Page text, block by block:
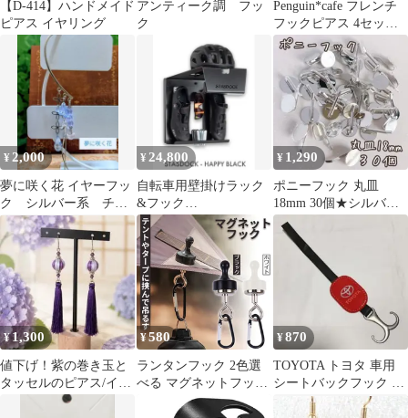
【D-414】ハンドメイド
ピアス イヤリング
アンティーク調 フッ
ク
Penguin*cafe フレンチ
フックピアス 4セッ
ト summer pink
¥ 2,000
夢に咲く花 イヤーフッ
ク シルバー系 チェ
コビーズ
¥ 24,800
自転車用壁掛けラック
&フック
STASDOCK【未使用
品】
¥ 1,290
ポニーフック 丸皿
18mm 30個★シルバー
★ポニーカフス ハンド
メイドパーツ
¥1,300
値下げ！紫の巻き玉と
タッセルのピアス/イヤ
リング 金具変更可 ハ
¥580
ランタンフック 2色選
べる マグネットフック
磁石 カラビナ テント
¥870
TOYOTA トヨタ 車用
シートバックフック 荷
物掛け